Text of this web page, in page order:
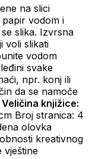
na slici
papir vodom i
slika. Izvrsna
voli slikati
vodom
svake
npr. konj ili
da se namoče
Veličina knjižice:
Broj stranica: 4
olovka
kreativnog
vještine